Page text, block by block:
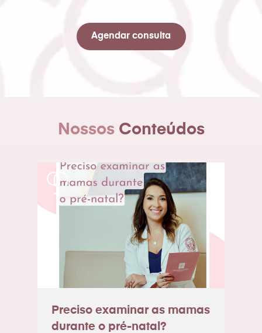
Agendar consulta
Nossos Conteúdos
Preciso examinar as mamas
durante o pré-natal?